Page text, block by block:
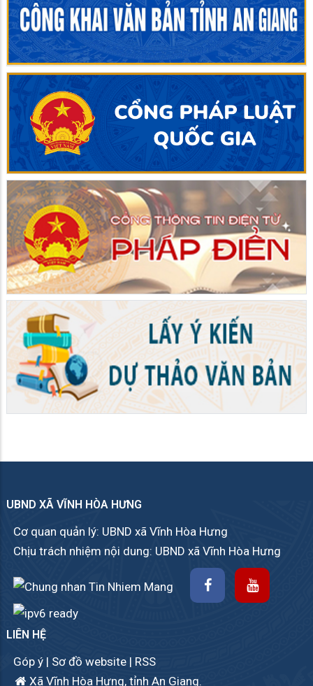
UBND XÃ VĨNH HÒA HƯNG
Cơ quan quản lý: UBND xã Vĩnh Hòa Hưng
Chịu trách nhiệm nội dung: UBND xã Vĩnh Hòa Hưng
LIÊN HỆ
Góp ý | Sơ đồ website | RSS
Xã Vĩnh Hòa Hưng, tỉnh An Giang.